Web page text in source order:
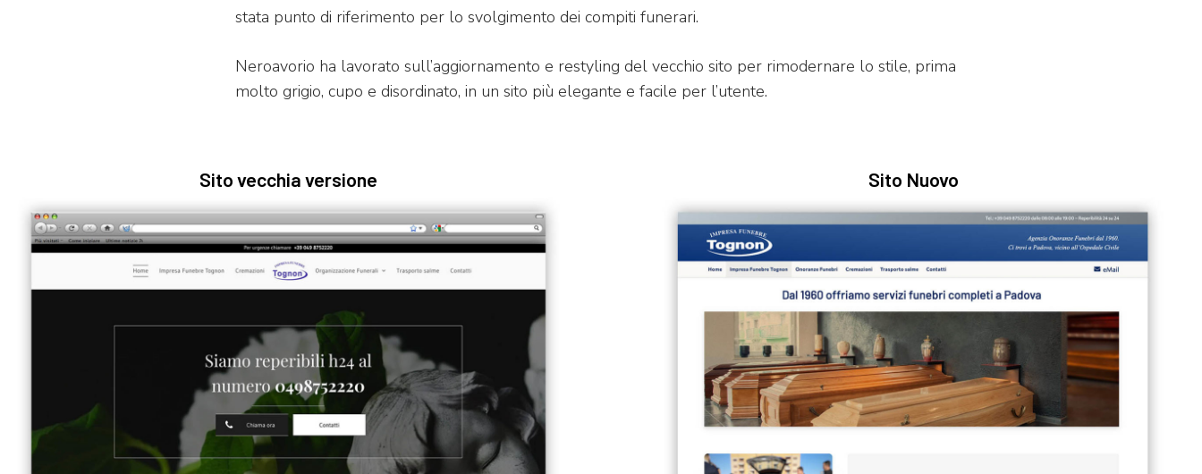
stata punto di riferimento per lo svolgimento dei compiti funerari.
Neroavorio ha lavorato sull’aggiornamento e restyling del vecchio sito per rimodernare lo stile, prima
molto grigio, cupo e disordinato, in un sito più elegante e facile per l’utente.
Sito vecchia versione Sito Nuovo